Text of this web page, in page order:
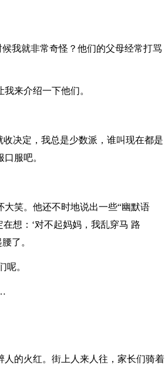
我就非常奇怪？他们的父母经常打骂
来介绍一下他们。
决定，我总是少数派，谁叫现在都是
服吧。
笑。他还不时地说出一些“幽默语
想：‘对不起妈妈，我乱穿马 路
了。
呢。
的火红。街上人来人往，家长们骑着